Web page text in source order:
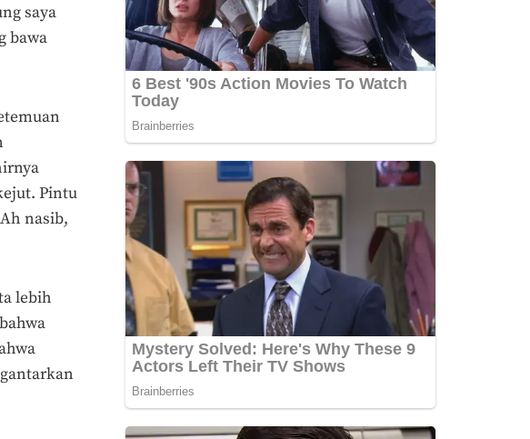
saya
bawa
Pintu
nasib,
lebih